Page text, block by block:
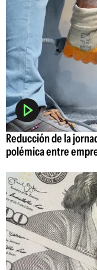
Reducción de la
polémica entre